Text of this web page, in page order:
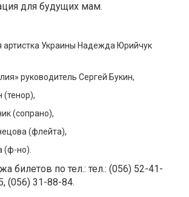
для будущих мам.
артистка Украины Надежда Юрийчук
руководитель Сергей Букин,
(тенор),
(сопрано),
(флейта),
(ф-но).
билетов по тел.: тел.: (056) 52-41-
(056) 31-88-84.